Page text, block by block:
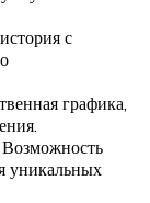
с
графика,
Возможность
уникальных